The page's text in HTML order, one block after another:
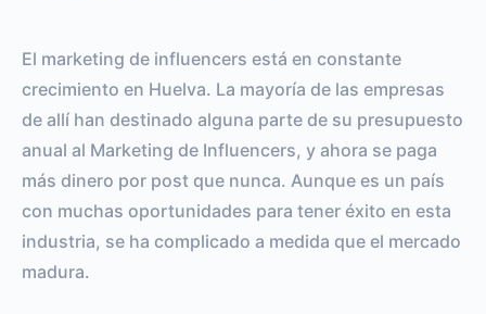
El marketing de influencers está en constante
crecimiento en Huelva. La mayoría de las empresas
de allí han destinado alguna parte de su presupuesto
anual al Marketing de Influencers, y ahora se paga
más dinero por post que nunca. Aunque es un país
con muchas oportunidades para tener éxito en esta
industria, se ha complicado a medida que el mercado
madura.